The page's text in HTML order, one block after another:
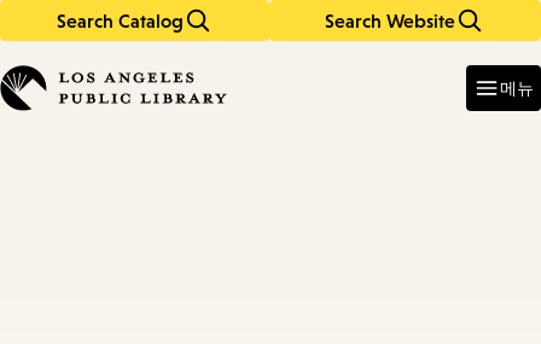
Search Catalog Search Website
in
keywords
메뉴